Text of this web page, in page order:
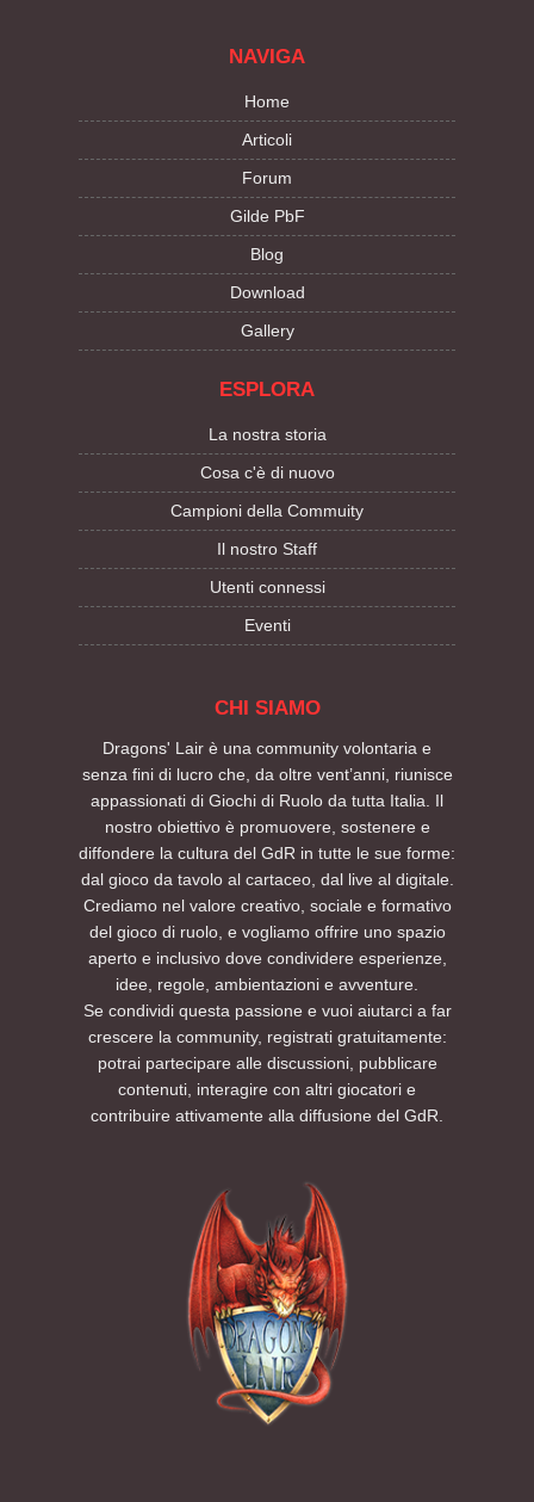
NAVIGA
Home
Articoli
Forum
Gilde PbF
Blog
Download
Gallery
ESPLORA
La nostra storia
Cosa c'è di nuovo
Campioni della Commuity
Il nostro Staff
Utenti connessi
Eventi
CHI SIAMO
Dragons' Lair è una community volontaria e
senza fini di lucro che, da oltre vent’anni, riunisce
appassionati di Giochi di Ruolo da tutta Italia. Il
nostro obiettivo è promuovere, sostenere e
diffondere la cultura del GdR in tutte le sue forme:
dal gioco da tavolo al cartaceo, dal live al digitale.
Crediamo nel valore creativo, sociale e formativo
del gioco di ruolo, e vogliamo offrire uno spazio
aperto e inclusivo dove condividere esperienze,
idee, regole, ambientazioni e avventure.
Se condividi questa passione e vuoi aiutarci a far
crescere la community, registrati gratuitamente:
potrai partecipare alle discussioni, pubblicare
contenuti, interagire con altri giocatori e
contribuire attivamente alla diffusione del GdR.